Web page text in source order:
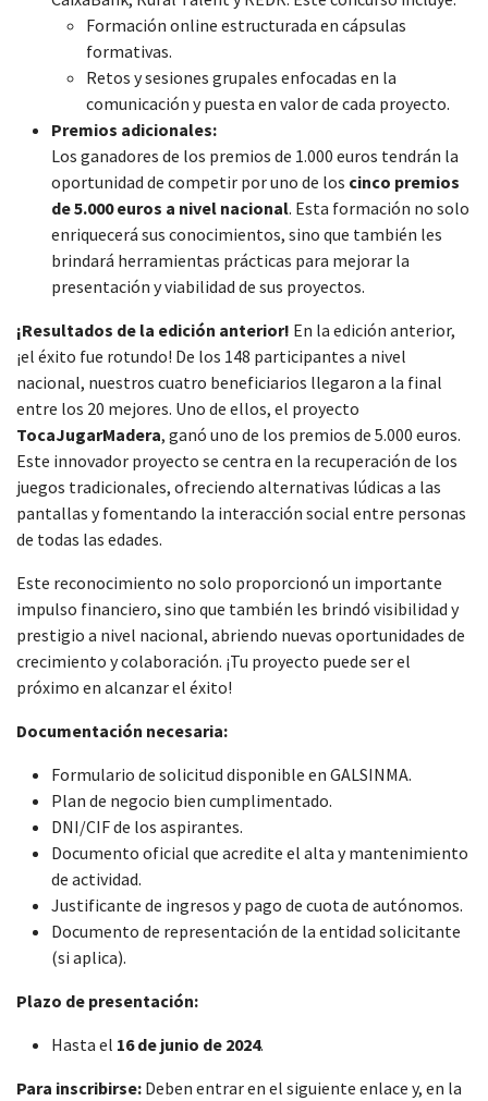
Formación online estructurada en cápsulas
formativas.
Retos y sesiones grupales enfocadas en la
comunicación y puesta en valor de cada proyecto.
Premios adicionales:
Los ganadores de los premios de 1.000 euros tendrán la
oportunidad de competir por uno de los cinco premios
de 5.000 euros a nivel nacional. Esta formación no solo
enriquecerá sus conocimientos, sino que también les
brindará herramientas prácticas para mejorar la
presentación y viabilidad de sus proyectos.
¡Resultados de la edición anterior! En la edición anterior,
¡el éxito fue rotundo! De los 148 participantes a nivel
nacional, nuestros cuatro beneficiarios llegaron a la final
entre los 20 mejores. Uno de ellos, el proyecto
TocaJugarMadera, ganó uno de los premios de 5.000 euros.
Este innovador proyecto se centra en la recuperación de los
juegos tradicionales, ofreciendo alternativas lúdicas a las
pantallas y fomentando la interacción social entre personas
de todas las edades.
Este reconocimiento no solo proporcionó un importante
impulso financiero, sino que también les brindó visibilidad y
prestigio a nivel nacional, abriendo nuevas oportunidades de
crecimiento y colaboración. ¡Tu proyecto puede ser el
próximo en alcanzar el éxito!
Documentación necesaria:
Formulario de solicitud disponible en GALSINMA.
Plan de negocio bien cumplimentado.
DNI/CIF de los aspirantes.
Documento oficial que acredite el alta y mantenimiento
de actividad.
Justificante de ingresos y pago de cuota de autónomos.
Documento de representación de la entidad solicitante
(si aplica).
Plazo de presentación:
Hasta el 16 de junio de 2024.
Para inscribirse: Deben entrar en el siguiente enlace y, en la